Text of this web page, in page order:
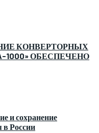
КОНВЕРТОРНЫХ
1000» ОБЕСПЕЧЕНО
и сохранение
в России